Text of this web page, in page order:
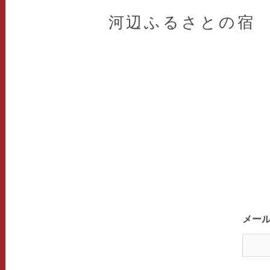
河辺ふるさとの宿
メー